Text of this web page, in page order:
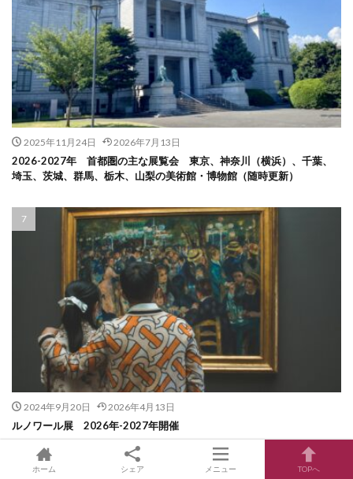
2025年11月24日 2026年7月13日
2026-2027年 首都圏の主な展覧会 東京、神奈川（横浜）、千葉、
埼玉、茨城、群馬、栃木、山梨の美術館・博物館（随時更新）
2024年9月20日 2026年4月13日
ルノワール展 2026年-2027年開催
ホーム シェア メニュー TOPへ